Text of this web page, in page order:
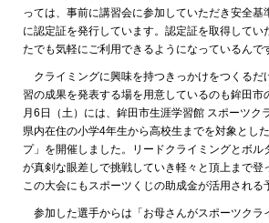
っては、事前に講習会に参加していただき安全基
に認定証を発行しています。認定証を取得してい
たでも気軽にご利用できるようになっているんで
クライミングに興味を持つきっかけをつくるだ
習の成果を発表する場を用意しているのも鉾田市
月6日（土）には、鉾田市生涯学習館 スポーツク
県内在住の小学4年生から高校生までを対象とし
プ」を開催しました。リードクライミングとボル
が真剣な眼差しで挑戦していき軽々と頂上まで登
この大会にもスポーツくじの助成金が活用される
参加した選手からは「お母さんがスポーツクラ